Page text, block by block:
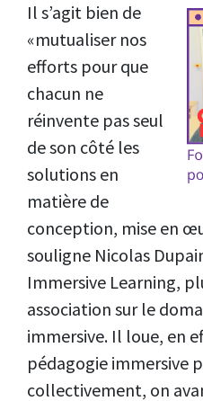
Il s’agit bien de
«mutualiser nos
efforts pour que
chacun ne
réinvente pas seul
de son côté les
solutions en
matière de
conception, mise en
souligne Nicolas
Immersive Learning,
association sur le
immersive. Il loue, en
pédagogie immersive
collectivement, on